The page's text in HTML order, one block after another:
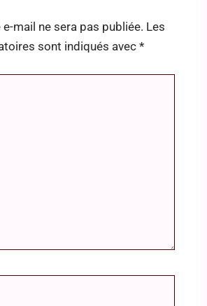
mail ne sera pas publiée. Les
sont indiqués avec *